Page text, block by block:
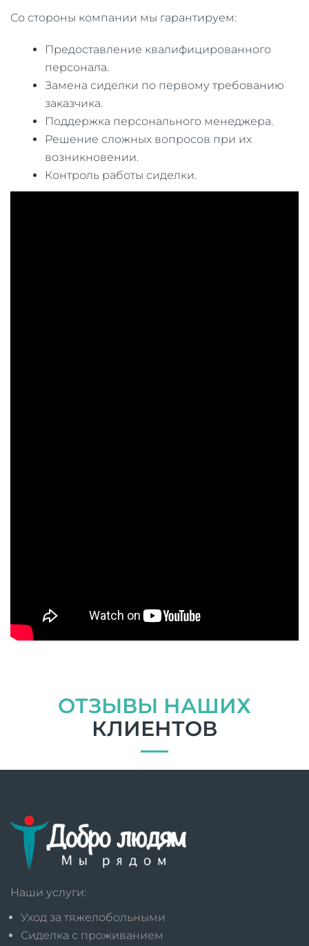
Со стороны компании мы гарантируем:
Предоставление квалифицированного
персонала.
Замена сиделки по первому требованию
заказчика.
Поддержка персонального менеджера.
Решение сложных вопросов при их
возникновении.
Контроль работы сиделки.
ОТЗЫВЫ НАШИХ
КЛИЕНТОВ
Наши услуги:
Уход за тяжелобольными
Сиделка с проживанием